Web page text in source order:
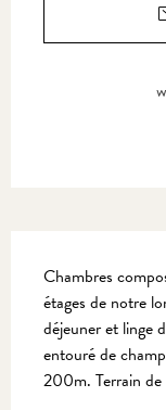
Chambres
étages de notre
déjeuner et linge
entouré de
200m. Terrain